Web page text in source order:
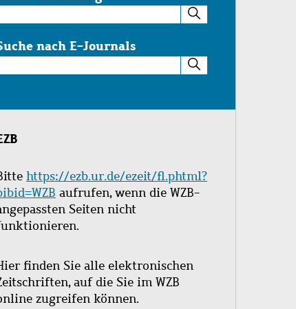
nach E-Journals
https://ezb.ur.de/ezeit/fl.phtml?
aufrufen, wenn die WZB-
Seiten nicht
finden Sie alle elektronischen
auf die Sie im WZB
zugreifen können.